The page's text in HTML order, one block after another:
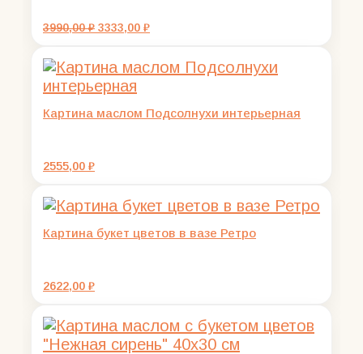
3990,00₽ Первоначальная
3990,00 ₽.
3333,00 ₽Текущая
Картина маслом Подсолнухи интерьерная
2555,00 ₽
Картина букет цветов в вазе Ретро
2622,00 ₽